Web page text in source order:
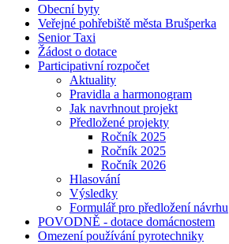
Obecní byty
Veřejné pohřebiště města Brušperka
Senior Taxi
Žádost o dotace
Participativní rozpočet
Aktuality
Pravidla a harmonogram
Jak navrhnout projekt
Předložené projekty
Ročník 2025
Ročník 2025
Ročník 2026
Hlasování
Výsledky
Formulář pro předložení návrhu
POVODNĚ - dotace domácnostem
Omezení používání pyrotechniky